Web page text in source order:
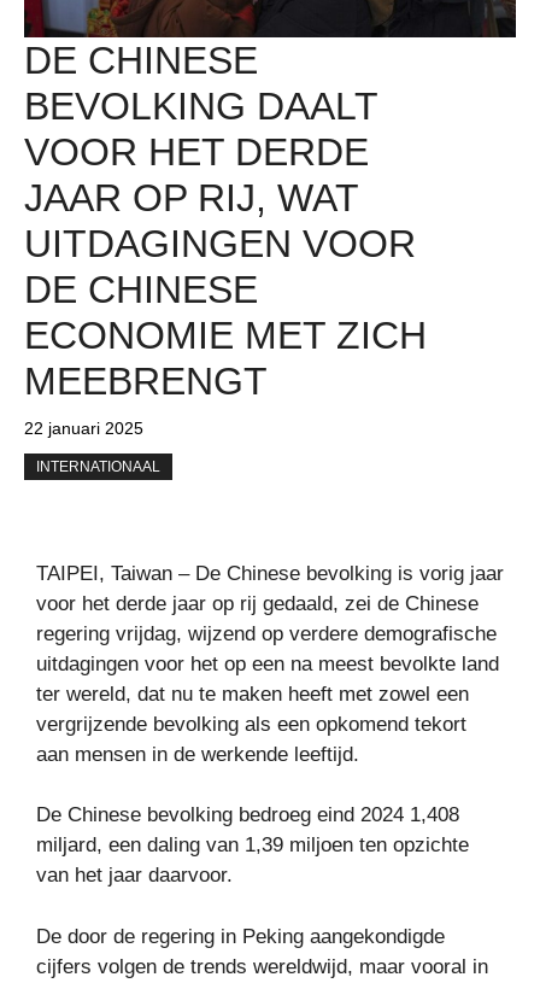
DE CHINESE
BEVOLKING DAALT
VOOR HET DERDE
JAAR OP RIJ, WAT
UITDAGINGEN VOOR
DE CHINESE
ECONOMIE MET ZICH
MEEBRENGT
22 januari 2025
INTERNATIONAAL
TAIPEI, Taiwan – De Chinese bevolking is vorig jaar
voor het derde jaar op rij gedaald, zei de Chinese
regering vrijdag, wijzend op verdere demografische
uitdagingen voor het op een na meest bevolkte land
ter wereld, dat nu te maken heeft met zowel een
vergrijzende bevolking als een opkomend tekort
aan mensen in de werkende leeftijd.
De Chinese bevolking bedroeg eind 2024 1,408
miljard, een daling van 1,39 miljoen ten opzichte
van het jaar daarvoor.
De door de regering in Peking aangekondigde
cijfers volgen de trends wereldwijd, maar vooral in